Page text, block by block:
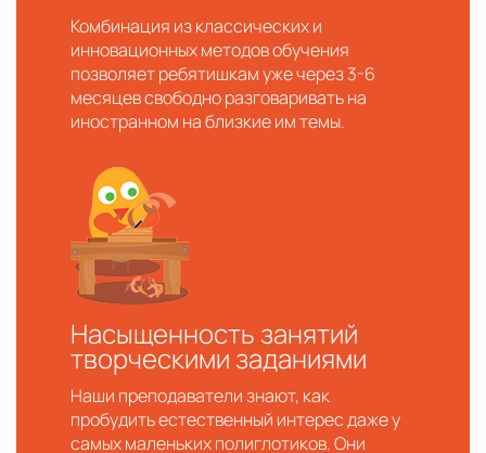
Комбинация из классических и
инновационных методов обучения
позволяет ребятишкам уже через 3-6
месяцев свободно разговаривать на
иностранном на близкие им темы.
Насыщенность занятий
творческими заданиями
Наши преподаватели знают, как
пробудить естественный интерес даже у
самых маленьких полиглотиков. Они